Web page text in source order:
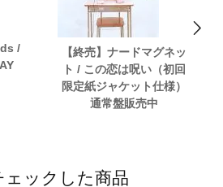
/
【終売】ナードマグネッ
ト / この恋は呪い（初回
限定紙ジャケット仕様）
通常盤販売中
ェックした商品